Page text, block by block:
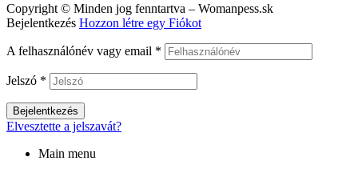
Copyright © Minden jog fenntartva – Womanpess.sk
Bejelentkezés Hozzon létre egy Fiókot
A felhasználónév vagy email *
Jelszó *
Bejelentkezés
Elvesztette a jelszavát?
Main menu